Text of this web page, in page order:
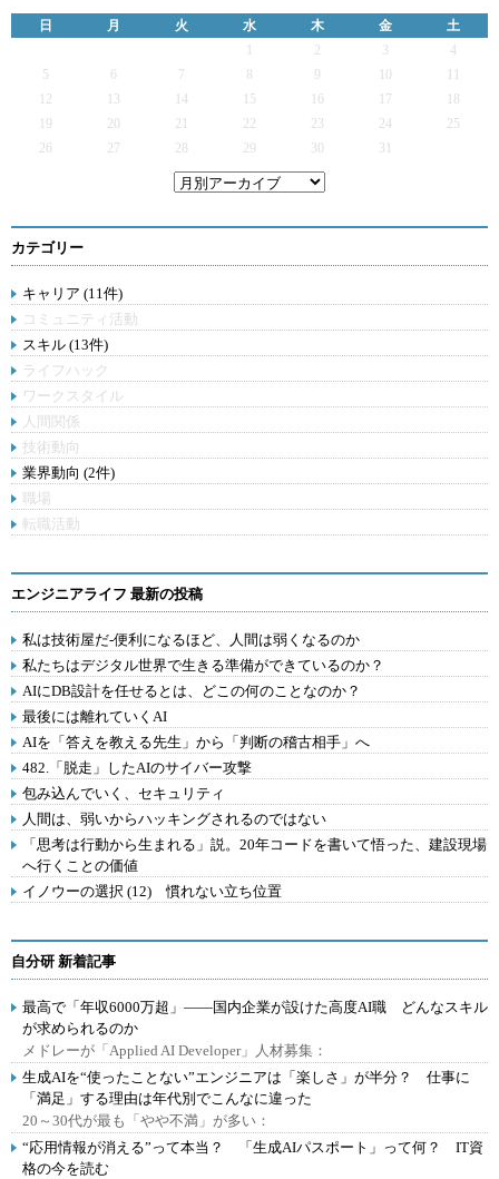
日 月 火 水 木 金
土
2 3
4
5
6 7 9
12
13 14 15 16 17
19
20 21 22 23 24
25
26
27 28 29 30 31
カテゴリー
キャリア (11件)
コミュニティ活動
スキル (13件)
ライフハック
ワークスタイル
人間関係
技術動向
業界動向 (2件)
職場
転職活動
エンジニアライフ 最新の投稿
私は技術屋だ-便利になるほど、人間は弱くなるのか
私たちはデジタル世界で生きる準備ができているのか？
AIにDB設計を任せるとは、どこの何のことなのか？
最後には離れていくAI
AIを「答えを教える先生」から「判断の稽古相手」へ
482.「脱走」したAIのサイバー攻撃
包み込んでいく、セキュリティ
人間は、弱いからハッキングされるのではない
「思考は行動から生まれる」説。20年コードを書いて悟った、建設現場
へ行くことの価値
イノウーの選択 (12) 慣れない立ち位置
自分研 新着記事
最高で「年収6000万超」――国内企業が設けた高度AI職 どんなスキル
が求められるのか
メドレーが「Applied AI Developer」人材募集：
生成AIを“使ったことない”エンジニアは「楽しさ」が半分？ 仕事に
「満足」する理由は年代別でこんなに違った
20～30代が最も「やや不満」が多い：
“応用情報が消える”って本当？ 「生成AIパスポート」って何？ IT資
格の今を読む